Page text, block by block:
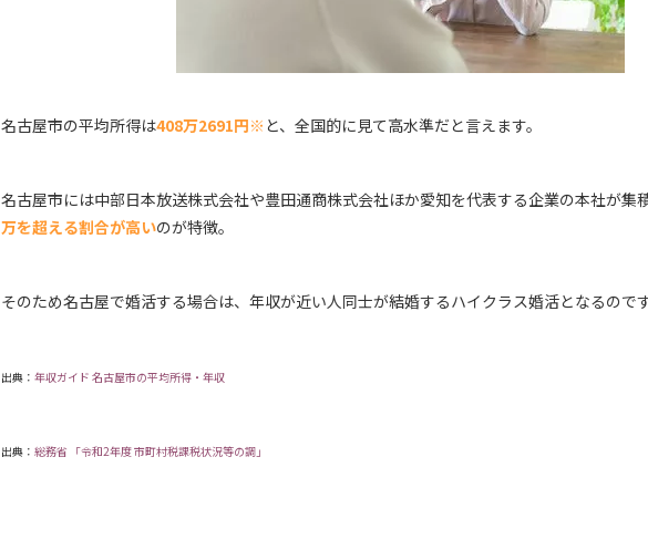
名古屋市の平均所得は408万2691円※ と、全国的に見て高水準だと言えます。
名古屋市には中部日本放送株式会社や豊田通商株式会社ほか愛知を代表する企業の本社が集
万を超える割合が高いのが特徴。
そのため名古屋で婚活する場合は、年収が近い人同士が結婚するハイクラス婚活となるので
出典： 年収ガイド 名古屋市の平均所得・年収
出典： 総務省 「令和2年度 市町村税課税状況等の調」